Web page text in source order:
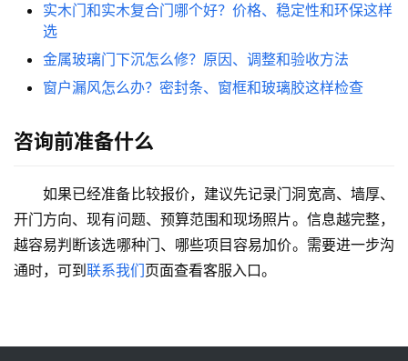
实木门和实木复合门哪个好？价格、稳定性和环保这样
选
金属玻璃门下沉怎么修？原因、调整和验收方法
窗户漏风怎么办？密封条、窗框和玻璃胶这样检查
咨询前准备什么
如果已经准备比较报价，建议先记录门洞宽高、墙厚、
开门方向、现有问题、预算范围和现场照片。信息越完整，
越容易判断该选哪种门、哪些项目容易加价。需要进一步沟
通时，可到 联系我们页面查看客服入口。